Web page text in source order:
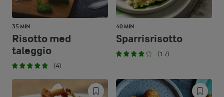
35 MIN
Risotto med
taleggio
(4)
40 MIN
Sparrisrisotto
(17)